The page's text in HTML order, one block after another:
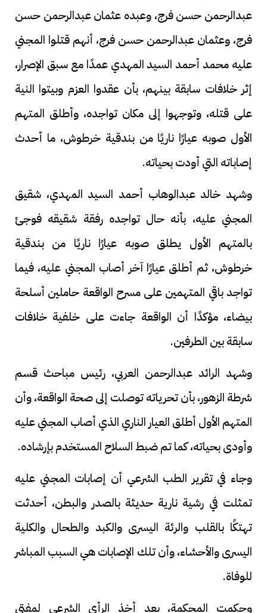
عبدالرحمن حسن فرج، وعبده عثمان عبدالرحمن حسن
فرج، وعثمان عبدالرحمن حسن فرج، أنهم قتلوا المجني
عليه محمد أحمد السيد المهدي عمدًا مع سبق الإصرار،
إثر خلافات سابقة بينهم، بأن عقدوا العزم وبيتوا النية
على قتله، وتوجهوا إلى مكان تواجده، وأطلق المتهم
الأول صوبه عيارًا ناريًا من بندقية خرطوش، ما أحدث
إصاباته التي أودت بحياته.
وشهد خالد عبدالوهاب أحمد السيد المهدي، شقيق
المجني عليه، بأنه حال تواجده رفقة شقيقه فوجئ
بالمتهم الأول يطلق صوبه عيارًا ناريًا من بندقية
خرطوش، ثم أطلق عيارًا آخر أصاب المجني عليه، فيما
تواجد باقي المتهمين على مسرح الواقعة حاملين أسلحة
بيضاء، مؤكدًا أن الواقعة جاءت على خلفية خلافات
سابقة بين الطرفين.
وشهد الرائد عبدالرحمن العربي، رئيس مباحث قسم
شرطة الزهور، بأن تحرياته توصلت إلى صحة الواقعة، وأن
المتهم الأول أطلق العيار الناري الذي أصاب المجني عليه
وأودى بحياته، كما تم ضبط السلاح المستخدم بإرشاده.
وجاء في تقرير الطب الشرعي أن إصابات المجني عليه
تمثلت في رشية نارية حديثة بالصدر والبطن، أحدثت
تهتكًا بالقلب والرئة اليسرى والكبد والطحال والكلية
اليسرى والأحشاء، وأن تلك الإصابات هي السبب المباشر
للوفاة.
وحكمت المحكمة، بعد أخذ الرأي الشرعي لمفتي